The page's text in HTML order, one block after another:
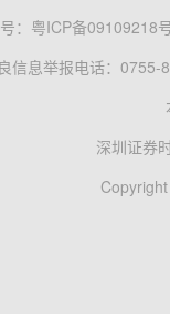
： 粤ICP备09109218
信息举报电话：0755-
深圳证券